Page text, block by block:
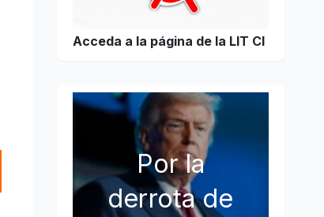
Acceda a la página de la LIT CI
Por la
derrota de